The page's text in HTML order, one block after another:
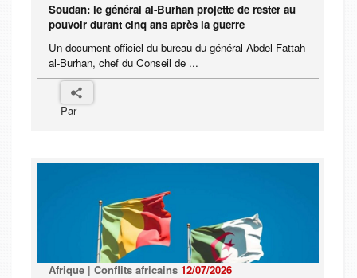
Soudan: le général al-Burhan projette de rester au
pouvoir durant cinq ans après la guerre
Un document officiel du bureau du général Abdel Fattah
al-Burhan, chef du Conseil de ...
Par
Afrique | Conflits africains 12/07/2026